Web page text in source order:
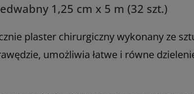
1,25 cm x 5 m (32 szt.)
plaster chirurgiczny wykonany ze
umożliwia łatwe i równe